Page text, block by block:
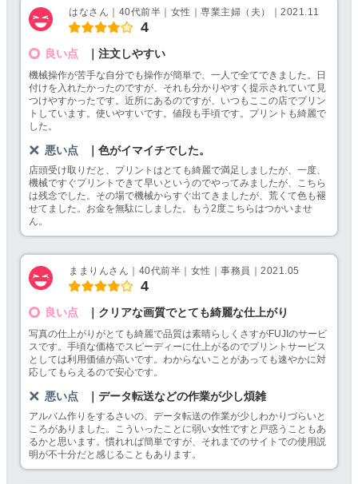
はなさん｜40代前半｜女性｜専業主婦（夫）｜2021.11
4
良い点 ｜注文しやすい
機械操作が苦手な自分でも操作が簡単で、一人で全てできました。日
付けを入れたかったのですが、それも分かりやすく提示されていて見
つけやすかったです。近所にあるのですが、いつもここの店でプリン
トしています。使いやすいです。値段も手頃です。プリントも綺麗で
した。
悪い点 ｜色がイマイチでした。
店頭受け取りだと、プリントはとても綺麗で満足しましたが、一度、
機械ですぐプリントできて早いというのでやってみましたが、こちら
は残念でした。その場で機械からすぐ出てきましたが、荒くて色も褪
せてました。お金を無駄にしました。もう2度こちらはつかいませ
ん。
ままりんさん｜40代前半｜女性｜事務員｜2021.05
4
良い点 ｜クリアな画質でとても綺麗な仕上がり
写真の仕上がりがとても綺麗で品質は素晴らしくさすがFUJIのサービ
スです。手頃な価格でスピーディーに仕上がるのでプリントサービス
としては利用価値が高いです。わからないことがあっても速やかに対
応してもらえるので安心です。
悪い点 ｜データ転送などの作業が少し煩雑
アルバム作りをするさいの、データ転送の作業が少しわかりづらいと
ころがありました。こういったことに弱い女性ですと戸惑うこともあ
るかと思います。慣れれば簡単ですが、それまでのサイトでの使用説
明が不十分だと感じることもあります。